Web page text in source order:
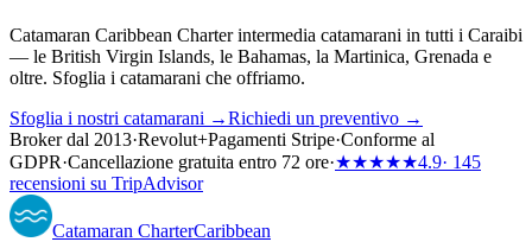
Catamaran Caribbean Charter intermedia catamarani in tutti i Caraibi
— le British Virgin Islands, le Bahamas, la Martinica, Grenada e
oltre. Sfoglia i catamarani che offriamo.
Sfoglia i nostri catamarani →Richiedi un preventivo →
Broker dal 2013·Revolut+Pagamenti Stripe·Conforme al
GDPR·Cancellazione gratuita entro 72 ore·★★★★★4.9· 145
recensioni su TripAdvisor
Catamaran CharterCaribbean